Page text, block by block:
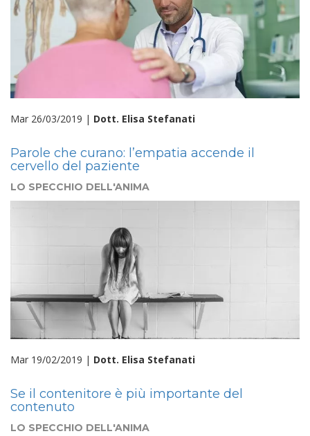
Mar 26/03/2019 | Dott. Elisa Stefanati
Parole che curano: l’empatia accende il
cervello del paziente
LO SPECCHIO DELL'ANIMA
Mar 19/02/2019 | Dott. Elisa Stefanati
Se il contenitore è più importante del
contenuto
LO SPECCHIO DELL'ANIMA